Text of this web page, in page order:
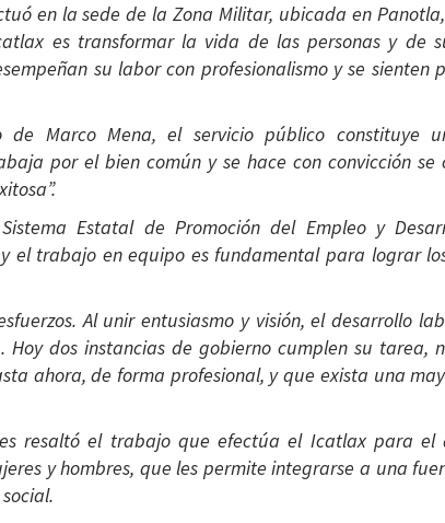
en la sede de la Zona Militar, ubicada en
es transformar la vida de las personas y de
su labor con profesionalismo y se sienten
de Marco Mena, el servicio público constituye
por el bien común y se hace con convicción
Estatal de Promoción del Empleo y
el trabajo en equipo es fundamental para lograr
Al unir entusiasmo y visión, el desarrollo
dos instancias de gobierno cumplen su tarea,
ahora, de forma profesional, y que exista una
resaltó el trabajo que efectúa el Icatlax para el
y hombres, que les permite integrarse a una